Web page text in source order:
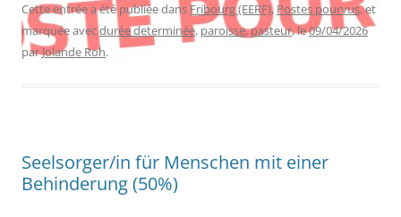
Cette entrée a été publiée dans Fribourg (EERF), Postes pourvus, et
marquée avecdurée determinée,paroisse,pasteur, le09/04/2026
parJolande Roh.
Seelsorger/in für Menschen mit einer
Behinderung (50%)